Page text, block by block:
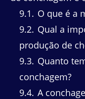
9.1
O que é a
9.2 Qual a
produção de
9.3 Quanto
conchagem?
9.4 A